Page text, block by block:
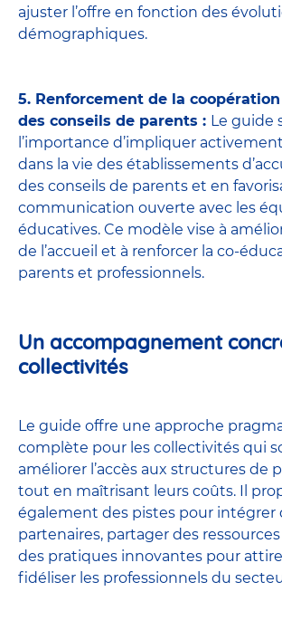
ajuster l’offre en fonction des
démographiques.
5. Renforcement de la
des conseils de parents : Le guide
l’importance d’impliquer
dans la vie des établissements
des conseils de parents et en
communication ouverte avec les
éducatives. Ce modèle vise à
de l’accueil et à renforcer la co-
parents et professionnels.
Un accompagnement
collectivités
Le guide offre une approche
complète pour les collectivités qui
améliorer l’accès aux structures de
tout en maîtrisant leurs coûts. Il
également des pistes pour intégrer
partenaires, partager des
des pratiques innovantes pour
fidéliser les professionnels du